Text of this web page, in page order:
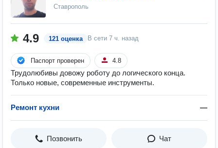
Ставрополь
4.9 121 оценка В сети 7 ч. назад
Паспорт проверен 4.8
Трудолюбивы довожу роботу до логического конца.
Только новые, современные инструменты.
Ремонт кухни —
Позвонить Чат